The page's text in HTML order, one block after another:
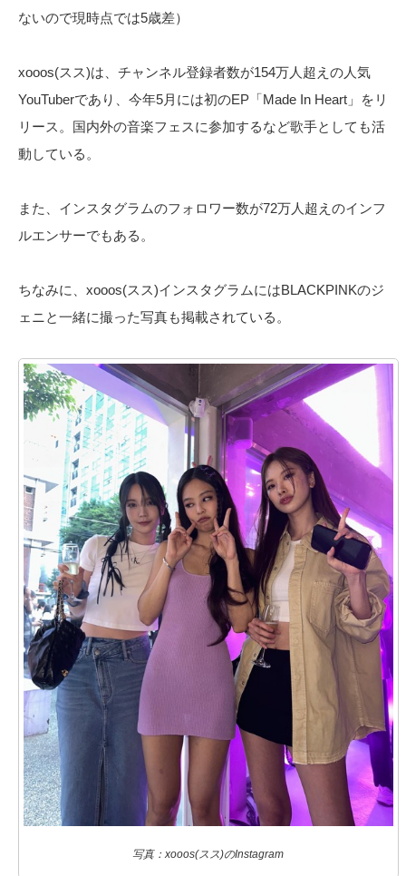
ないので現時点では5歳差）
xooos(スス)は、チャンネル登録者数が154万人超えの人気
YouTuberであり、今年5月には初のEP「Made In Heart」をリ
リース。国内外の音楽フェスに参加するなど歌手としても活
動している。
また、インスタグラムのフォロワー数が72万人超えのインフ
ルエンサーでもある。
ちなみに、xooos(スス)インスタグラムにはBLACKPINKのジ
ェニと一緒に撮った写真も掲載されている。
写真：xooos(スス)のInstagram